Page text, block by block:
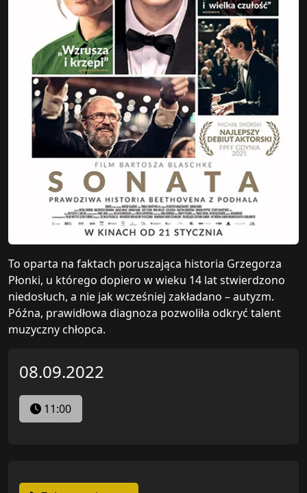
To oparta na faktach poruszająca historia Grzegorza
Płonki, u którego dopiero w wieku 14 lat stwierdzono
niedosłuch, a nie jak wcześniej zakładano – autyzm.
Późna, prawidłowa diagnoza pozwoliła odkryć talent
muzyczny chłopca.
08.09.2022
11:00